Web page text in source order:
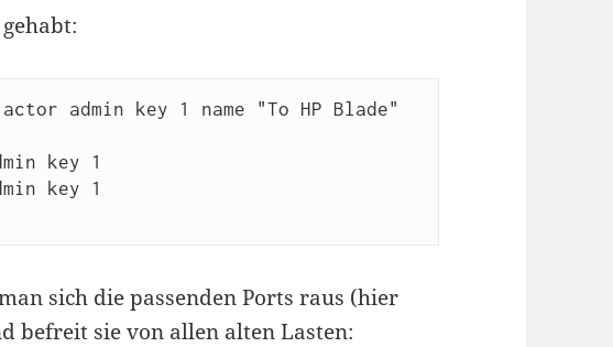
admin key 1 name "To HP Blade"
key 1
key 1
sich die passenden Ports raus (hier
befreit sie von allen alten Lasten: